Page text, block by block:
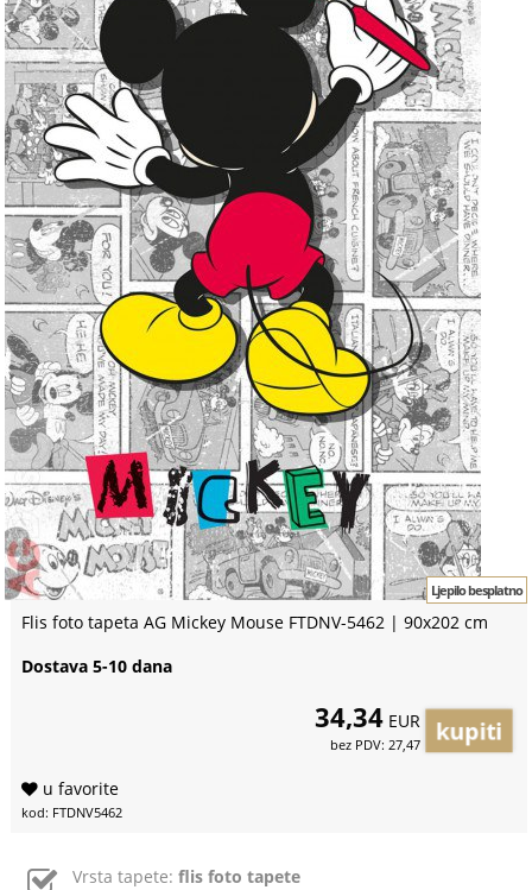
Flis foto tapeta AG Mickey Mouse FTDNV-5462 | 90x202 cm
Ljepilo besplatno
Dostava 5-10 dana
34,34 EUR
bez PDV: 27,47
u favorite
kod: FTDNV5462
Vrsta tapete: flis foto tapete